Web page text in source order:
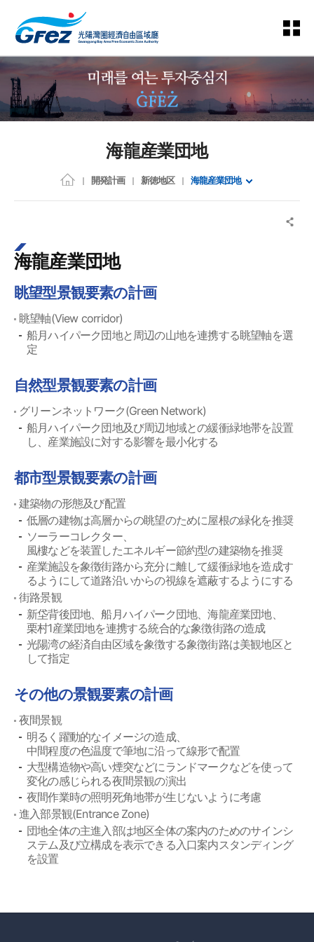
海龍産業団地
開発計画 新徳地区 海龍産業団地
海龍産業団地
眺望型景観要素の計画
眺望軸(View corridor)
船月ハイパーク団地と周辺の山地を連携する眺望軸を選
定
自然型景観要素の計画
グリーンネットワーク(Green Network)
船月ハイパーク団地及び周辺地域との緩衝緑地帯を設置
し、産業施設に対する影響を最小化する
都市型景観要素の計画
建築物の形態及び配置
低層の建物は高層からの眺望のために屋根の緑化を推奨
ソーラーコレクター、
風樓などを装置したエネルギー節約型の建築物を推奨
産業施設を象徴街路から充分に離して緩衝緑地を造成す
るようにして道路沿いからの視線を遮蔽するようにする
街路景観
新垈背後団地、船月ハイパーク団地、海龍産業団地、
栗村1産業団地を連携する統合的な象徴街路の造成
光陽湾の経済自由区域を象徴する象徴街路は美観地区と
して指定
その他の景観要素の計画
夜間景観
明るく躍動的なイメージの造成、
中間程度の色温度で筆地に沿って線形で配置
大型構造物や高い煙突などにランドマークなどを使って
変化の感じられる夜間景観の演出
夜間作業時の照明死角地帯が生じないように考慮
進入部景観(Entrance Zone)
団地全体の主進入部は地区全体の案内のためのサインシ
ステム及び立構成を表示できる入口案内スタンディング
を設置